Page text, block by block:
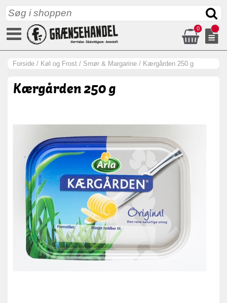
0
Forside / Køl og Frost / Smør & Margarine / Kærgården 250 g
Kærgården 250 g